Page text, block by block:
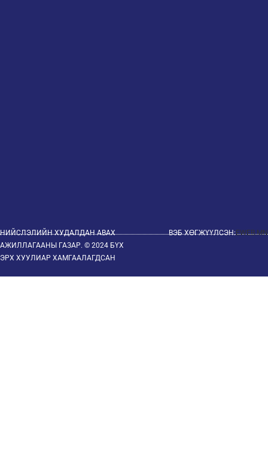
НИЙСЛЭЛИЙН ХУДАЛДАН АВАХ
АЖИЛЛАГААНЫ ГАЗАР. © 2024 БҮХ
ЭРХ ХУУЛИАР ХАМГААЛАГДСАН
ВЭБ ХӨГЖҮҮЛСЭН:EWEB.MN